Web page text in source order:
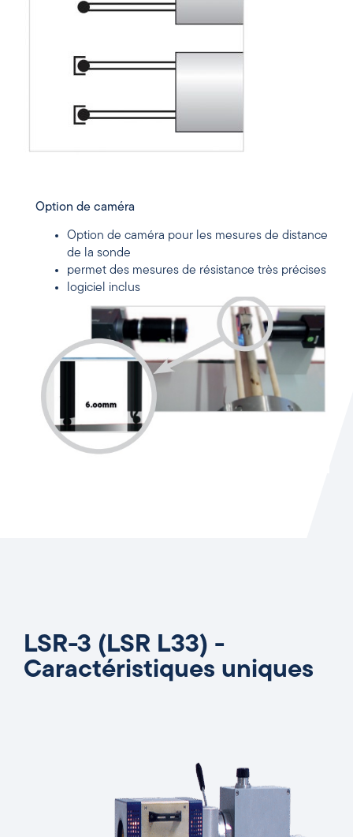
Option de caméra
Option de caméra pour les mesures de distance
de la sonde
permet des mesures de résistance très précises
logiciel inclus
LSR-3 (LSR L33) -
Caractéristiques uniques